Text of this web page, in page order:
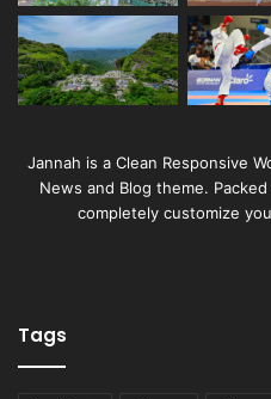
Jannah is a Clean Responsive
News and Blog theme.
completely customize
Tags